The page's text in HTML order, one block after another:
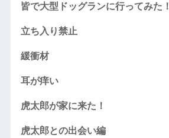
皆で大型ドッグランに行ってみた！
立ち入り禁止
緩衝材
耳が痒い
虎太郎が家に来た！
虎太郎との出会い編